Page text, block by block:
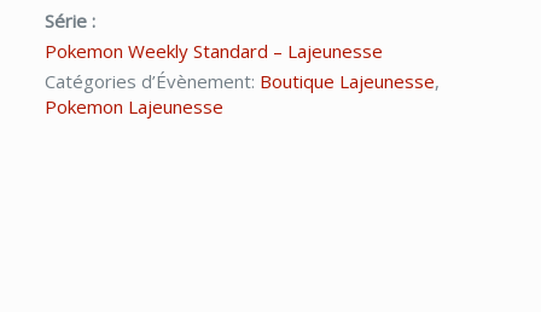
Série :
Pokemon Weekly Standard – Lajeunesse
Catégories d’Évènement: Boutique Lajeunesse,
Pokemon Lajeunesse